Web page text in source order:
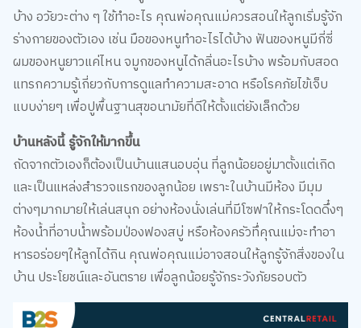
บ้าง อวัยวะต่าง ๆ ใช้ทำอะไร คุณพ่อคุณแม่ควรสอนให้ลูกเริ่มรู้จัก
ร่างกายของตัวเอง เช่น มือของหนูทำอะไรได้บ้าง ฟันของหนูมีกี่ซี่
ผมของหนูยาวแค่ไหน จมูกของหนูได้กลิ่นอะไรบ้าง พร้อมกับสอด
แทรกความรู้เกี่ยวกับการดูแลทำความสะอาด หรือโรคภัยไข้เจ็บ
แบบง่ายๆ เพื่อปูพื้นฐานสุขอนามัยที่ดีให้ตั้งแต่ยังเล็กด้วย
บ้านหลังนี้ รู้จักให้มากขึ้น
ถัดจากตัวเองก็ต้องเป็นบ้านแสนอบอุ่น ที่ลูกน้อยอยู่มาตั้งแต่เกิด
และเป็นแหล่งสำรวจแรกของลูกน้อย เพราะในบ้านมีห้อง มีมุม
ต่างๆมากมายให้เล่นสนุก อย่างห้องนั่งเล่นที่มีโซฟาให้กระโดดดึ๋งๆ
ห้องน้ำที่อาบน้ำพร้อมป่องฟองสบู่ หรือห้องครัวทึ่คุณแม่จะทำอา
หารอร่อยๆให้ลูกได้กิน คุณพ่อคุณแม่อาจสอนให้ลูกรู้จักสิ่งของใน
บ้าน ประโยชน์และอันตราย เพื่อลูกน้อยรู้จักระวังภัยรอบตัว